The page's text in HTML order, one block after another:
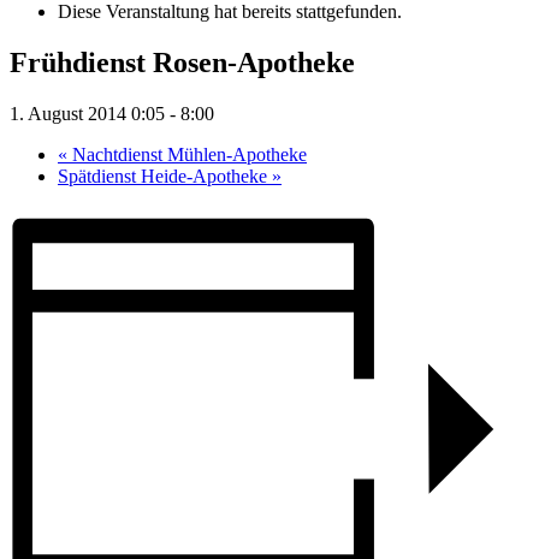
Diese Veranstaltung hat bereits stattgefunden.
Frühdienst Rosen-Apotheke
1. August 2014 0:05 - 8:00
« Nachtdienst Mühlen-Apotheke
Spätdienst Heide-Apotheke »